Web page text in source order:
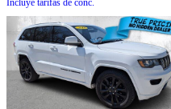
Incluye tarifas de conc.